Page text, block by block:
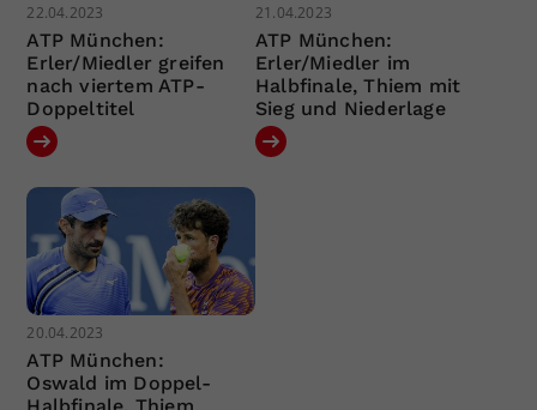
22.04.2023
ATP München:
Erler/Miedler greifen
nach viertem ATP-
Doppeltitel
21.04.2023
ATP München:
Erler/Miedler im
Halbfinale, Thiem mit
Sieg und Niederlage
20.04.2023
ATP München:
Oswald im Doppel-